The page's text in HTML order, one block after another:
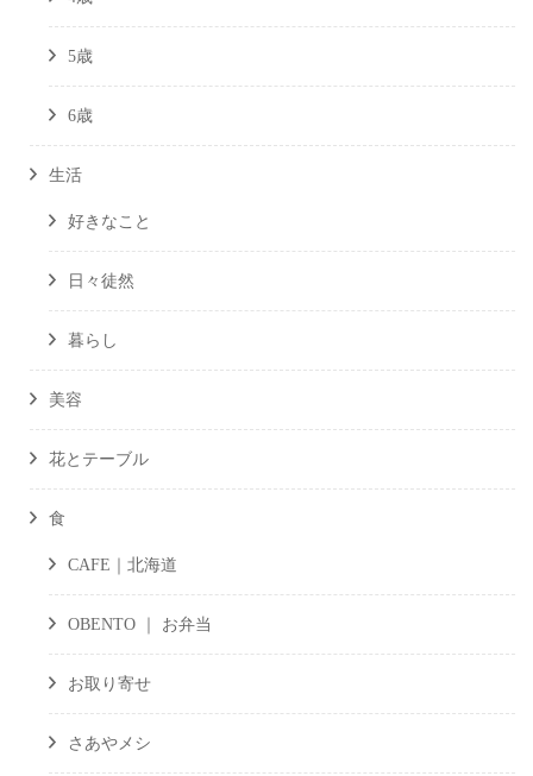
5歳
6歳
生活
好きなこと
日々徒然
暮らし
美容
花とテーブル
食
CAFE｜北海道
OBENTO ｜ お弁当
お取り寄せ
さあやメシ